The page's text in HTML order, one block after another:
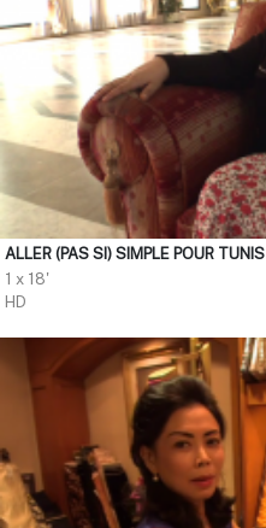
ALLER (PAS SI) SIMPLE POUR TUNIS
1 x 18'
HD